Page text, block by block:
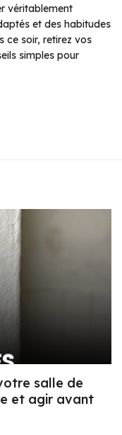
véritablement
et des habitudes
ce soir, retirez vos
simples pour
salle de
et agir avant